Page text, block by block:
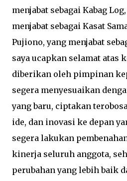
menjabat sebagai Kabag
menjabat sebagai Kasat
Pujiono, yang menjabat
saya ucapkan selamat atas
diberikan oleh pimpinan
segera menyesuaikan
yang baru, ciptakan
ide, dan inovasi ke depan
segera lakukan
kinerja seluruh anggota,
perubahan yang lebih baik